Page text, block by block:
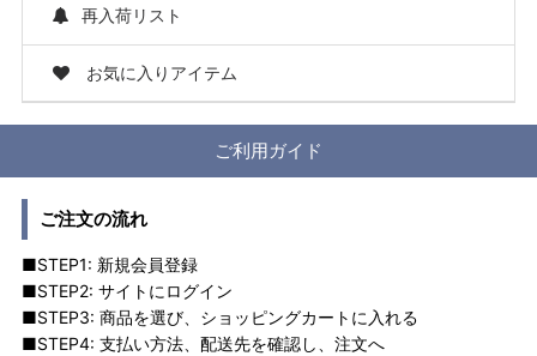
再入荷リスト
お気に入りアイテム
ご利用ガイド
ご注文の流れ
■STEP1: 新規会員登録
■STEP2: サイトにログイン
■STEP3: 商品を選び、ショッピングカートに入れる
■STEP4: 支払い方法、配送先を確認し、注文へ